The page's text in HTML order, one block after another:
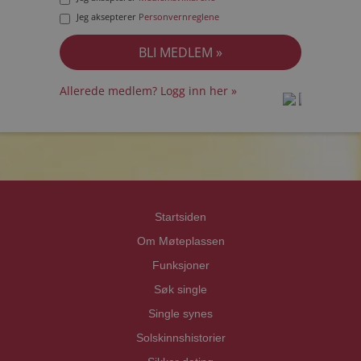
Jeg aksepterer Personvernreglene
Allerede medlem? Logg inn her »
Startsiden
Om Møteplassen
Funksjoner
Søk single
Single synes
Solskinnshistorier